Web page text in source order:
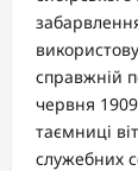
справжній
червня
таємниці
служебних